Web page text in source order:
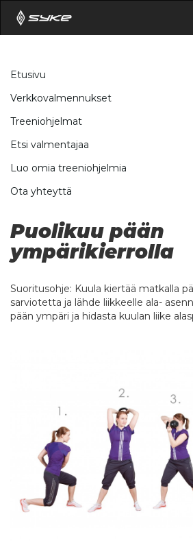
Etusivu
Verkkovalmennukset
Treeniohjelmat
Etsi valmentajaa
Luo omia treeniohjelmia
Ota yhteyttä
Puolikuu pään
ympärikierrolla
Suoritusohje: Kuula kiertää matkalla
sarviotetta ja lähde liikkeelle ala-
pään ympäri ja hidasta kuulan liike